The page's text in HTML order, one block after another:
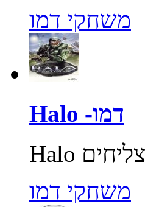
משחקי דמו
Halo -דמו
משחקי דמו